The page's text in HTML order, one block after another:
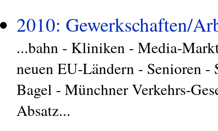
2010: Gewerkschaften/
...bahn - Kliniken - Media-
neuen EU-Ländern - Senioren
Bagel - Münchner Verkehrs-
Absatz...